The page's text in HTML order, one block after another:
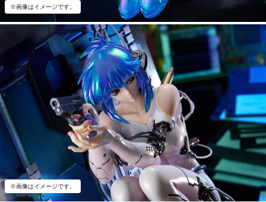
※画像はイメージです。
※画像はイメージです。